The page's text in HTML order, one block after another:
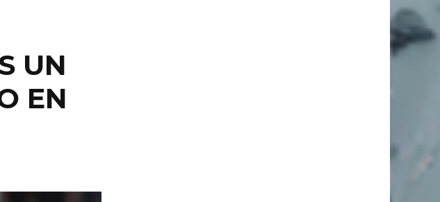
UN
EN